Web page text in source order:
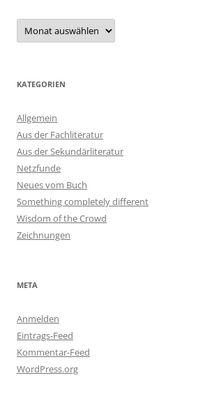
Archiv
KATEGORIEN
Allgemein
Aus der Fachliteratur
Aus der Sekundärliteratur
Netzfunde
Neues vom Buch
Something completely different
Wisdom of the Crowd
Zeichnungen
META
Anmelden
Eintrags-Feed
Kommentar-Feed
WordPress.org